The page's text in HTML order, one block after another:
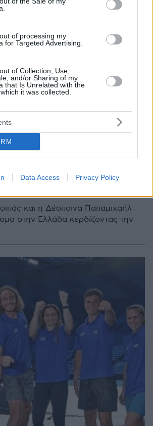
of processing my
for Targeted Advertising.
of Collection, Use,
and/or Sharing of my
that Is Unrelated with the
it was collected.
Data Access Privacy Policy
την ελληνική σημαία στη φανέλα
Cup
και η Δέσποινα Παπαμιχαήλ
στην Ελλάδα κερδίζοντας την